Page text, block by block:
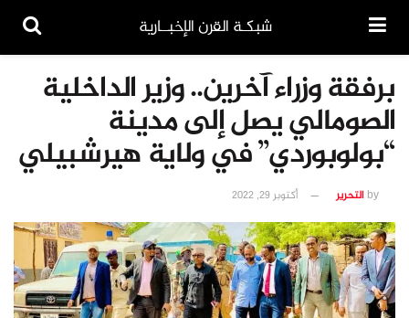
شبكـة القرن الإخبــارية
برفقة وزراء آخرين.. وزير الداخلية
الصومالي يصل إلى مدينة
“بولوبوردي” في ولاية هيرشبيلي
byالتحرير أكتوبر 29, 2022